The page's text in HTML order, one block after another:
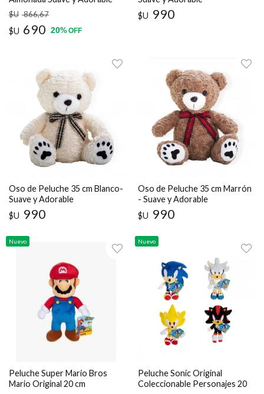
40 cm
$U 866,67
$U 690 20%OFF
$U 990
Oso de Peluche 35 cm Blanco-
Suave y Adorable
$U 990
Oso de Peluche 35 cm Marrón
- Suave y Adorable
$U 990
Nuevo
Peluche Super Mario Bros
Mario Original 20 cm
Nuevo
Peluche Sonic Original
Coleccionable Personajes 20